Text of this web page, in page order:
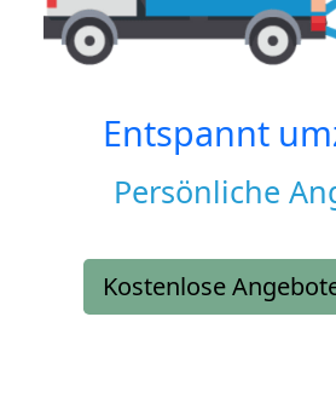
Entspannt
Persönliche
Kostenlose